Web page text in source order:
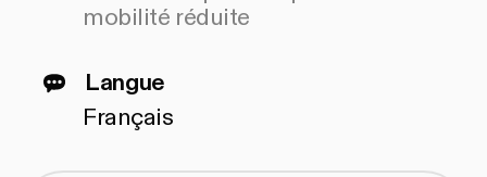
mobilité réduite
Langue
Français